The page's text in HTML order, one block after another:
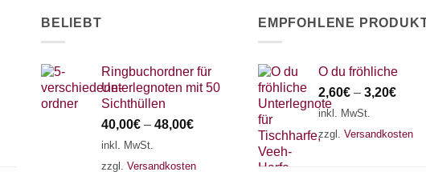
BELIEBT
Ringbuchordner für
Unterlegnoten mit 50
Sichthüllen
40,00€ – 48,00€
inkl. MwSt.
zzgl. Versandkosten
EMPFOHLENE
O du fröhliche
2,60€ – 3,20€
inkl. MwSt.
zzgl. Versandkosten